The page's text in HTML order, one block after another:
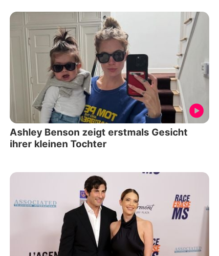
Ashley Benson zeigt erstmals Gesicht
ihrer kleinen Tochter